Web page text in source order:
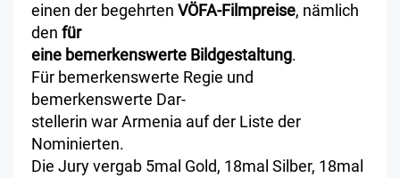
einen der begehrten VÖFA-Filmpreise, nämlich
den für
eine bemerkenswerte Bildgestaltung.
Für bemerkenswerte Regie und
bemerkenswerte Dar-
stellerin war Armenia auf der Liste der
Nominierten.
Die Jury vergab 5mal Gold, 18mal Silber, 18mal